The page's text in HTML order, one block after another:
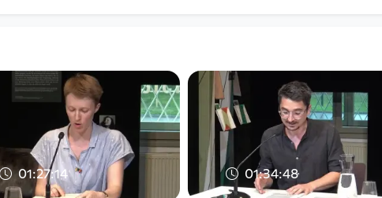
01:27:14 01:34:48